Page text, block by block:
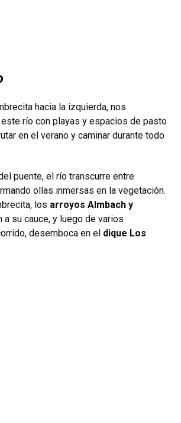
hacia la izquierda, nos
río con playas y espacios de pasto
en el verano y caminar durante todo
puente, el río transcurre entre
ollas inmersas en la vegetación.
los arroyos Almbach y
a su cauce, y luego de varios
desemboca en el dique Los